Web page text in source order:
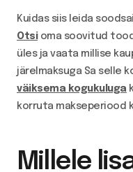
Kuidas siis leida
Otsioma soovitud
üles ja vaata millise
järelmaksuga Sa selle
väiksema kogukuluga
korruta makseperiood
Millele